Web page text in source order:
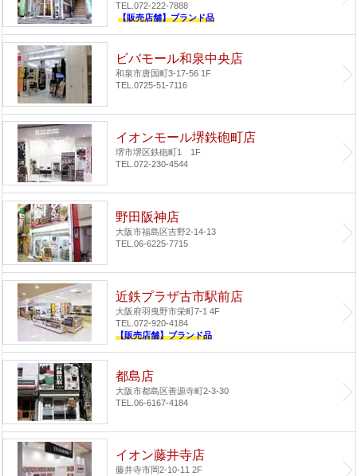
TEL.072-222-7888
【販売店舗】ブランド品
ビバモール和泉中央店
和泉市唐国町3-17-56 1F
TEL.0725-51-7116
イオンモール堺鉄砲町店
堺市堺区鉄砲町1 1F
TEL.072-230-4544
野田阪神店
大阪市福島区吉野2-14-13
TEL.06-6225-7715
近鉄プラザ古市駅前店
大阪府羽曳野市栄町7-1 4F
TEL.072-920-4184
【販売店舗】ブランド品
都島店
大阪市都島区善源寺町2-3-30
TEL.06-6167-4184
イオン藤井寺店
藤井寺市岡2-10-11 2F